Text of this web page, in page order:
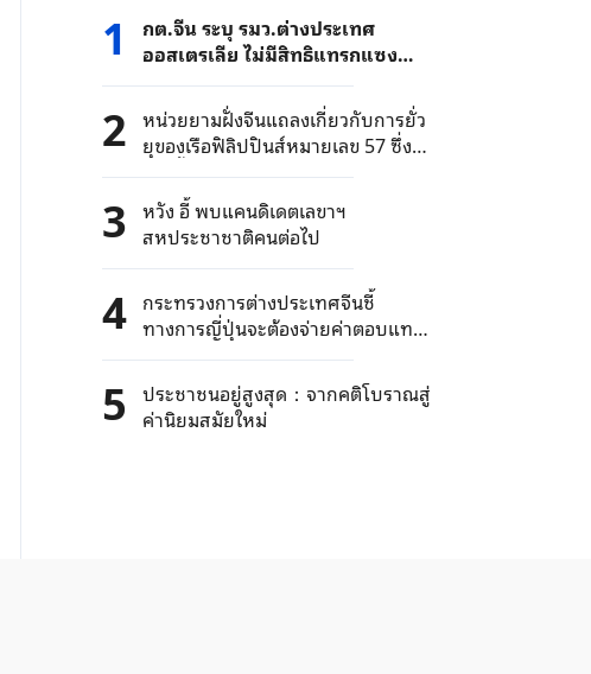
1
กต.จีน ระบุ รมว.ต่างประเทศ
ออสเตรเลีย ไม่มีสิทธิแทรกแซง
ปัญหาทางทะเล ระหว่างประเทศที่
เกี่ยวข้อง
2 หน่วยยามฝั่งจีนแถลงเกี่ยวกับการยั่ว
ยุของเรือฟิลิปปินส์หมายเลข 57 ซึ่ง
เกยตื้นหินโสโครกเหรินอ้ายของจีน
อย่างผิดกฎหมาย
3 หวัง อี้ พบแคนดิเดตเลขาฯ
สหประชาชาติคนต่อไป
4 กระทรวงการต่างประเทศจีนชี้
ทางการญี่ปุ่นจะต้องจ่ายค่าตอบแทน
ราคาแพงจากการประเมิน
สถานการณ์นิวเคลียร์ที่ผิดพลาด
5 ประชาชนอยู่สูงสุด：จากคติโบราณสู่
ค่านิยมสมัยใหม่